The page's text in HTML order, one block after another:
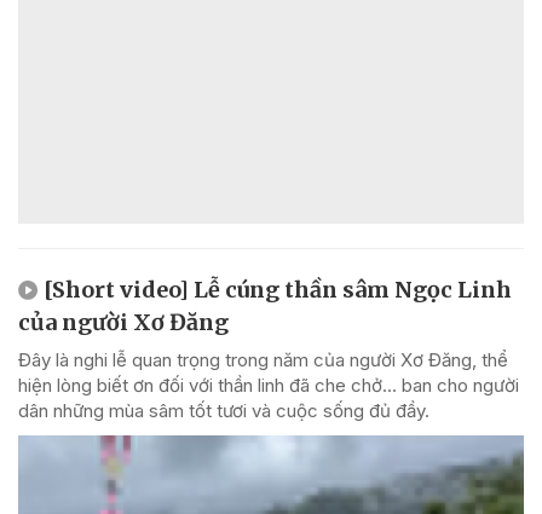
[Short video] Lễ cúng thần sâm Ngọc Linh
của người Xơ Đăng
Đây là nghi lễ quan trọng trong năm của người Xơ Đăng, thể
hiện lòng biết ơn đối với thần linh đã che chở... ban cho người
dân những mùa sâm tốt tươi và cuộc sống đủ đầy.